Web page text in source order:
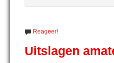
Reageer!
Uitslagen